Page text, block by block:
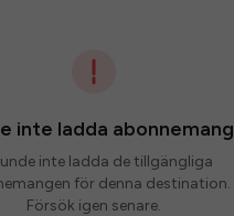
inte ladda abonnemang
inte ladda de tillgängliga
för denna destination.
Försök igen senare.